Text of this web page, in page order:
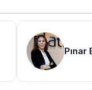
Pınar